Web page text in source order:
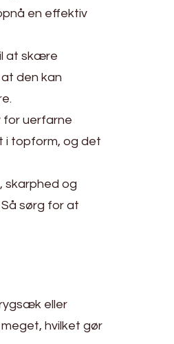
en effektiv
at skære
den kan
for uerfarne
i topform, og det
skarphed og
sørg for at
eller
hvilket gør